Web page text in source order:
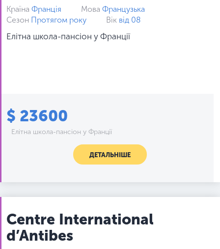
Країна Франція Мова Французька
Сезон Протягом року Вік від 08
Елітна школа-пансіон у Франції
$ 23600
Елітна школа-пансіон у Франції
ДЕТАЛЬНІШЕ
Centre International
d’Antibes